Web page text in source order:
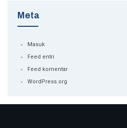
Meta
Masuk
Feed entri
Feed komentar
WordPress.org